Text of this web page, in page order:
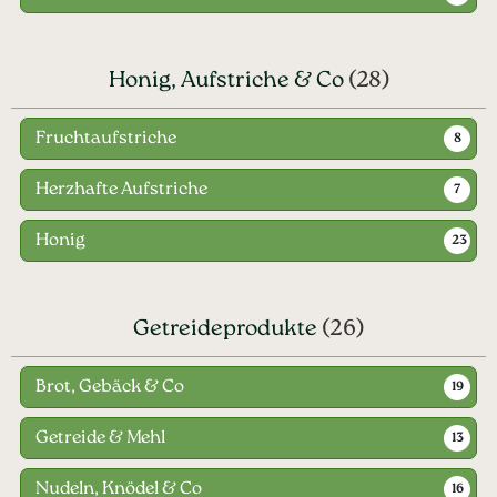
Honig, Aufstriche & Co (28)
Fruchtaufstriche 8
Herzhafte Aufstriche 7
Honig 23
Getreideprodukte (26)
Brot, Gebäck & Co 19
Getreide & Mehl 13
Nudeln, Knödel & Co 16